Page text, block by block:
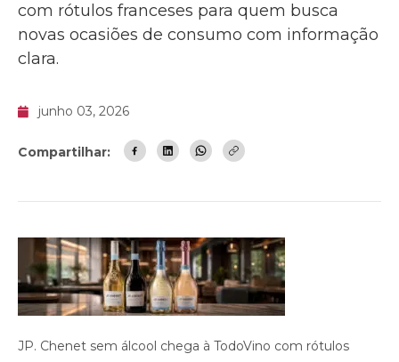
com rótulos franceses para quem busca
novas ocasiões de consumo com informação
clara.
junho 03, 2026
Compartilhar:
JP. Chenet sem álcool chega à TodoVino com rótulos